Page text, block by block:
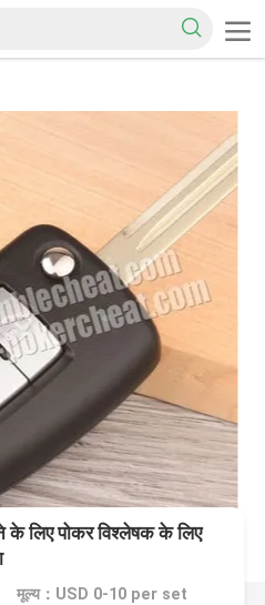
लिए पोकर विश्लेषक के लिए
मूल्य：USD 0-10 per set